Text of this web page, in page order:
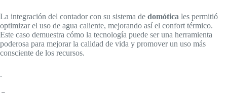
La integración del contador con su sistema de domótica les permitió
optimizar el uso de agua caliente, mejorando así el confort térmico.
Este caso demuestra cómo la tecnología puede ser una herramienta
poderosa para mejorar la calidad de vida y promover un uso más
consciente de los recursos.
.